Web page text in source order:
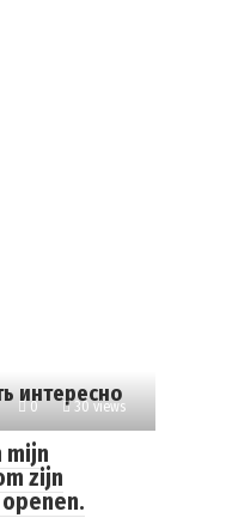
интересно
0 30 views
mijn
zijn